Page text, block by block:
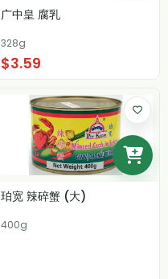
广中皇 腐乳
328g
$3.59
珀宽 辣碎蟹 (大)
400g